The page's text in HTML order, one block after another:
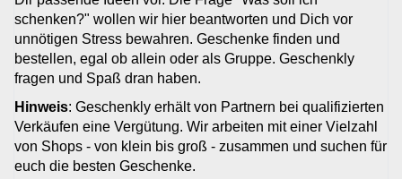
schenken?" wollen wir hier beantworten und Dich vor
unnötigen Stress bewahren. Geschenke finden und
bestellen, egal ob allein oder als Gruppe. Geschenkly
fragen und Spaß dran haben.
Hinweis: Geschenkly erhält von Partnern bei qualifizierten
Verkäufen eine Vergütung. Wir arbeiten mit einer Vielzahl
von Shops - von klein bis groß - zusammen und suchen für
euch die besten Geschenke.